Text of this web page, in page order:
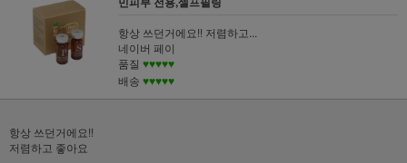
항상 쓰던거에요!! 저렴하고...
네이버 페이
품질 ♥♥♥♥♥
배송 ♥♥♥♥♥
항상 쓰던거에요!!
저렴하고 좋아요